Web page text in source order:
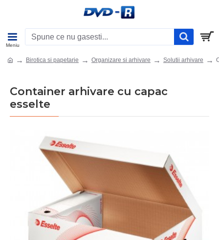
Birotica si papetarie Organizare si arhivare Solutii arhivare
Container arhivare cu capac
esselte